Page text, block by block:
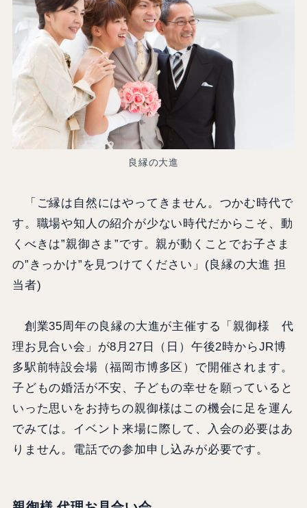
良縁の大進
「ご縁は自然にはやってきません。つかむ時代で
す。職場や知人の紹介が少ない時代だからこそ、動
くべきは”親御さま”です。親が動くことでお子さま
の”きっかけ”を見つけてください」(良縁の大進 担
当者)
創業35周年の良縁の大進が主催する「親御様 代
理お見合い会」が8月27日（日）午後2時からJR博
多駅前特設会場（福岡市博多区）で開催されます。
子どもの婚活が不安、子どもの幸せを願っていると
いった思いをお持ちの親御様はこの機会に足を運ん
でみては。イベント来場に際して、入会の必要はあ
りません。電話での参加申し込みが必要です。